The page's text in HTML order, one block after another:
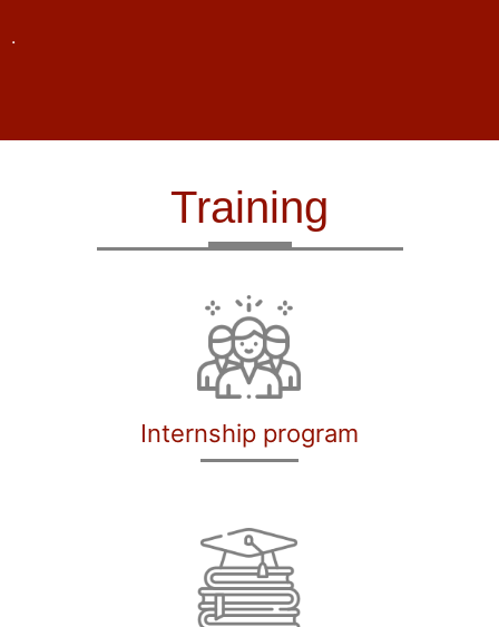
.
Training
Internship program